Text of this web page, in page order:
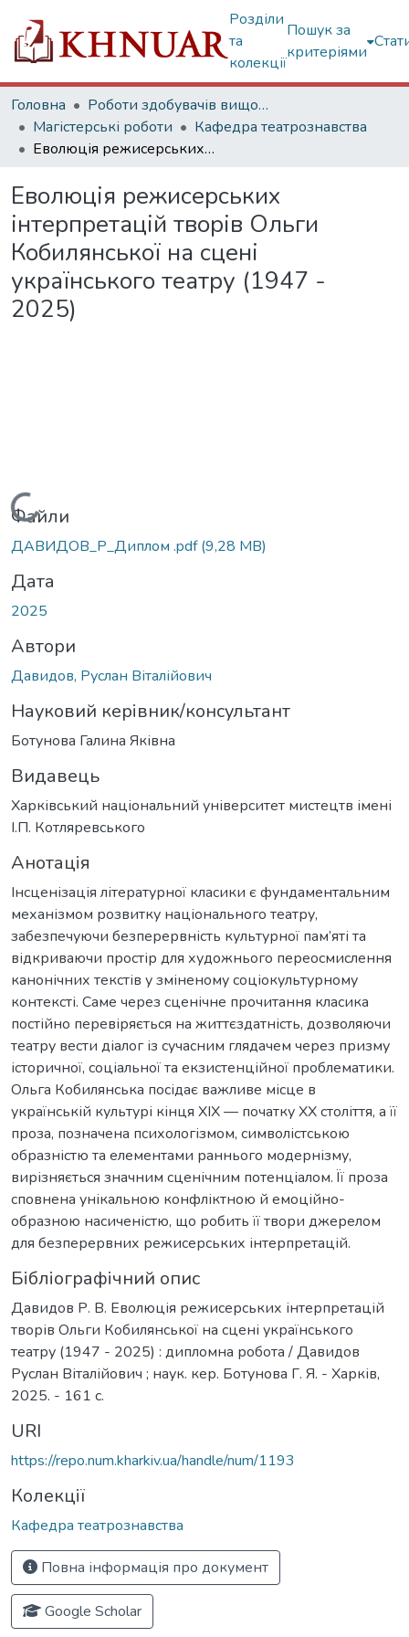
Розділи
та
колекції
Пошук за
критеріями
Головна
Роботи здобувачів вищої освіти
Магістерські роботи
Кафедра театрознавства
Еволюція режисерських інтерпретацій творів Ольги Кобилянської на сцені українського театру (1947 - 2025)
Еволюція режисерських
інтерпретацій творів Ольги
Кобилянської на сцені
українського театру (1947 -
2025)
Вантажиться...
Файли
ДАВИДОВ_Р_Диплом .pdf(9,28 MB)
Дата
2025
Автори
Давидов, Руслан Віталійович
Науковий керівник/консультант
Ботунова Галина Яківна
Видавець
Харківський національний університет мистецтв імені
І.П. Котляревського
Анотація
Інсценізація літературної класики є фундаментальним
механізмом розвитку національного театру,
забезпечуючи безперервність культурної пам’яті та
відкриваючи простір для художнього переосмислення
канонічних текстів у зміненому соціокультурному
контексті. Саме через сценічне прочитання класика
постійно перевіряється на життєздатність, дозволяючи
театру вести діалог із сучасним глядачем через призму
історичної, соціальної та екзистенційної проблематики.
Ольга Кобилянська посідає важливе місце в
українській культурі кінця ХІХ — початку ХХ століття, а її
проза, позначена психологізмом, символістською
образністю та елементами раннього модернізму,
вирізняється значним сценічним потенціалом. Її проза
сповнена унікальною конфліктною й емоційно-
образною насиченістю, що робить її твори джерелом
для безперервних режисерських інтерпретацій.
Бібліографічний опис
Давидов Р. В. Еволюція режисерських інтерпретацій
творів Ольги Кобилянської на сцені українського
театру (1947 - 2025) : дипломна робота / Давидов
Руслан Віталійович ; наук. кер. Ботунова Г. Я. - Харків,
2025. - 161 с.
URI
https://repo.num.kharkiv.ua/handle/num/1193
Колекції
Кафедра театрознавства
Повна інформація про документ
Google Scholar